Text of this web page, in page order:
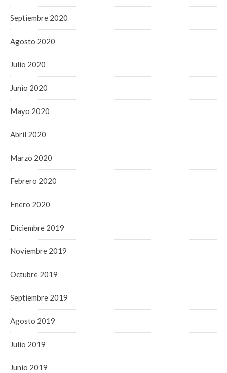
Septiembre 2020
Agosto 2020
Julio 2020
Junio 2020
Mayo 2020
Abril 2020
Marzo 2020
Febrero 2020
Enero 2020
Diciembre 2019
Noviembre 2019
Octubre 2019
Septiembre 2019
Agosto 2019
Julio 2019
Junio 2019